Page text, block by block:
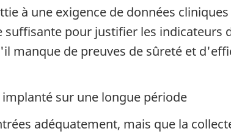
à une exigence de données
pour justifier les indicateurs
manque de preuves de sûreté et
sur une longue période
adéquatement, mais que la